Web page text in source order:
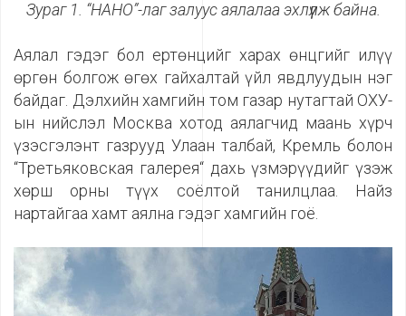
Зураг 1 . “НАНО”-лаг залуус аялалаа эхлүүлж байна.
Аялал гэдэг бол ертөнцийг харах өнцгийг илүү
өргөн болгож өгөх гайхалтай үйл явдлуудын нэг
байдаг. Дэлхийн хамгийн том газар нутагтай ОХУ-
ын нийслэл Москва хотод аялагчид маань хүрч
үзэсгэлэнт газрууд Улаан талбай, Кремль болон
“Третьяковская галерея“ дахь үзмэрүүдийг үзэж
хөрш орны түүх соёлтой танилцлаа. Найз
нартайгаа хамт аялна гэдэг хамгийн гоё.